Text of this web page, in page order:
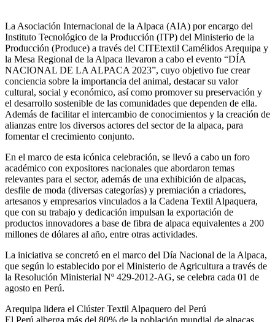
La Asociación Internacional de la Alpaca (AIA) por encargo del
Instituto Tecnológico de la Producción (ITP) del Ministerio de la
Producción (Produce) a través del CITEtextil Camélidos Arequipa y
la Mesa Regional de la Alpaca llevaron a cabo el evento “DÍA
NACIONAL DE LA ALPACA 2023”, cuyo objetivo fue crear
conciencia sobre la importancia del animal, destacar su valor
cultural, social y económico, así como promover su preservación y
el desarrollo sostenible de las comunidades que dependen de ella.
Además de facilitar el intercambio de conocimientos y la creación de
alianzas entre los diversos actores del sector de la alpaca, para
fomentar el crecimiento conjunto.
En el marco de esta icónica celebración, se llevó a cabo un foro
académico con expositores nacionales que abordaron temas
relevantes para el sector, además de una exhibición de alpacas,
desfile de moda (diversas categorías) y premiación a criadores,
artesanos y empresarios vinculados a la Cadena Textil Alpaquera,
que con su trabajo y dedicación impulsan la exportación de
productos innovadores a base de fibra de alpaca equivalentes a 200
millones de dólares al año, entre otras actividades.
La iniciativa se concretó en el marco del Día Nacional de la Alpaca,
que según lo establecido por el Ministerio de Agricultura a través de
la Resolución Ministerial Nº 429-2012-AG, se celebra cada 01 de
agosto en Perú.
Arequipa lidera el Clúster Textil Alpaquero del Perú
El Perú alberga más del 80% de la población mundial de alpacas,